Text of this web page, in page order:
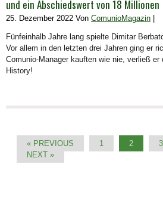
und ein Abschiedswert von 18 Millionen
25. Dezember 2022 Von ComunioMagazin
Fünfeinhalb Jahre lang spielte Dimitar
Vor allem in den letzten drei Jahren ging er
Comunio-Manager kauften wie nie, verließ er
History!
« PREVIOUS 1 2 3
NEXT »